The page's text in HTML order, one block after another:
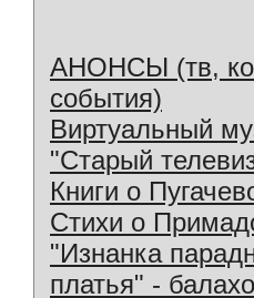
АНОНСЫ (тв,
события)
Виртуальный
"Старый
Книги о
Стихи о
"Изнанка
платья" -